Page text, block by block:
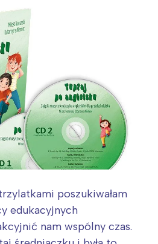
poszukiwałam
edukacyjnych
nam wspólny czas.